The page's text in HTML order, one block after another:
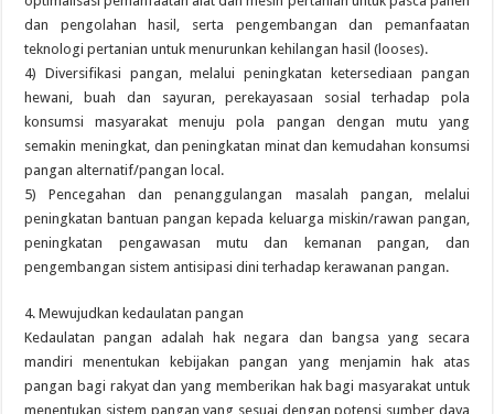
dan pengolahan hasil, serta pengembangan dan pemanfaatan
teknologi pertanian untuk menurunkan kehilangan hasil (looses).
4) Diversifikasi pangan, melalui peningkatan ketersediaan pangan
hewani, buah dan sayuran, perekayasaan sosial terhadap pola
konsumsi masyarakat menuju pola pangan dengan mutu yang
semakin meningkat, dan peningkatan minat dan kemudahan konsumsi
pangan alternatif/pangan local.
5) Pencegahan dan penanggulangan masalah pangan, melalui
peningkatan bantuan pangan kepada keluarga miskin/rawan pangan,
peningkatan pengawasan mutu dan kemanan pangan, dan
pengembangan sistem antisipasi dini terhadap kerawanan pangan.
4. Mewujudkan kedaulatan pangan
Kedaulatan pangan adalah hak negara dan bangsa yang secara
mandiri menentukan kebijakan pangan yang menjamin hak atas
pangan bagi rakyat dan yang memberikan hak bagi masyarakat untuk
menentukan sistem pangan yang sesuai dengan potensi sumber daya